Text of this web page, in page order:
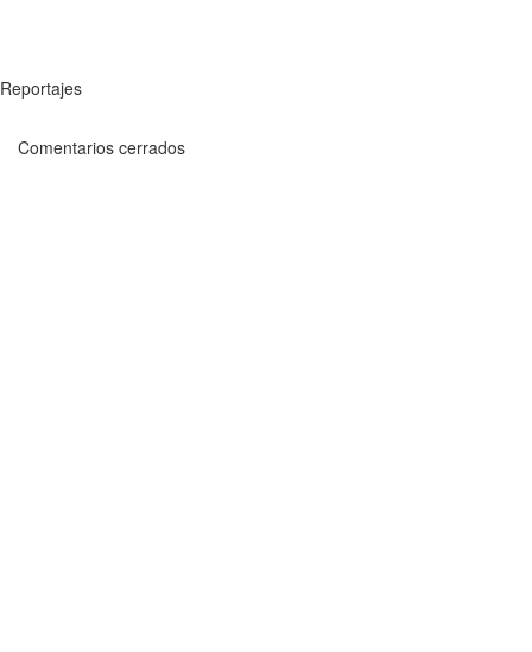
Reportajes
Comentarios cerrados